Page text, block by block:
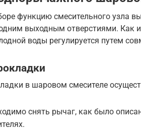
функцию смесительного узла
выходным отверстиями. Как
воды регулируется путем
в шаровом смесителе
снять рычаг, как было